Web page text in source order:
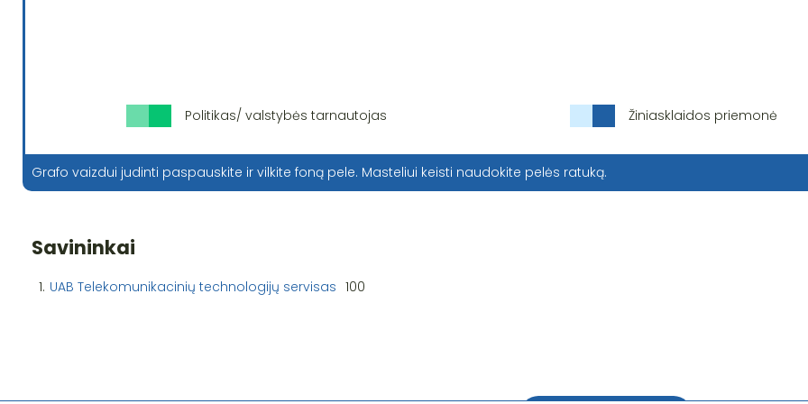
Politikas/ valstybės tarnautojas Žiniasklaidos priemonė
Grafo vaizdui judinti paspauskite ir vilkite foną pele. Masteliui keisti naudokite pelės ratuką.
Savininkai
1. UAB Telekomunikacinių technologijų servisas 100